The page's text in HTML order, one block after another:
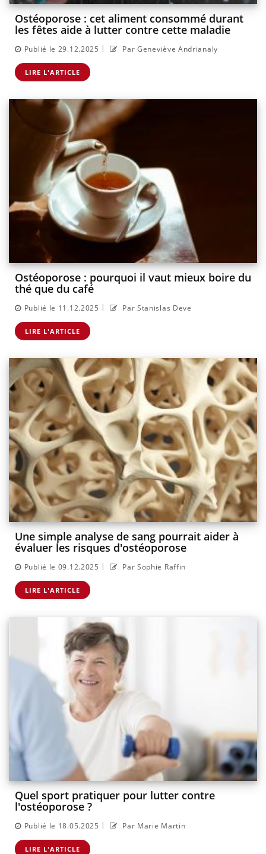
Ostéoporose : cet aliment consommé durant
les fêtes aide à lutter contre cette maladie
Publié le 29.12.2025 | Par Geneviève Andrianaly
LIRE L'ARTICLE
Ostéoporose : pourquoi il vaut mieux boire du
thé que du café
Publié le 11.12.2025 | Par Stanislas Deve
LIRE L'ARTICLE
Une simple analyse de sang pourrait aider à
évaluer les risques d'ostéoporose
Publié le 09.12.2025 | Par Sophie Raffin
LIRE L'ARTICLE
Quel sport pratiquer pour lutter contre
l'ostéoporose ?
Publié le 18.05.2025 | Par Marie Martin
LIRE L'ARTICLE